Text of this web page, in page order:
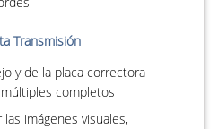
Transmisión
y de la placa correctora
completos
imágenes visuales,